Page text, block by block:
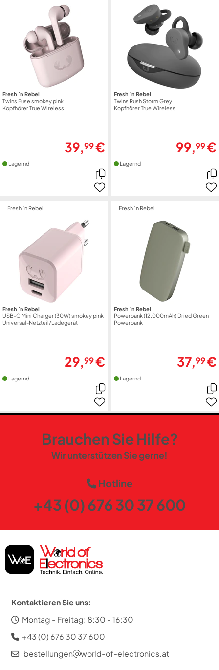
Fresh ´n Rebel
Twins Fuse smokey pink
Kopfhörer True Wireless
39,99€
Lagernd
Fresh ´n Rebel
Twins Rush Storm Grey
Kopfhörer True Wireless
99,99€
Lagernd
Fresh ´n Rebel
Fresh ´n Rebel
USB-C Mini Charger (30W) smokey pink
Universal-Netzteil/Ladegerät
29,99€
Lagernd
Fresh ´n Rebel
Fresh ´n Rebel
Powerbank (12.000mAh) Dried Green
Powerbank
37,99€
Lagernd
Brauchen Sie Hilfe?
Wir unterstützen Sie gerne!
Hotline
+43 (0) 676 30 37 600
Kontaktieren Sie uns:
Montag - Freitag: 8:30 - 16:30
+43 (0) 676 30 37 600
bestellungen
world-of-electronics.at